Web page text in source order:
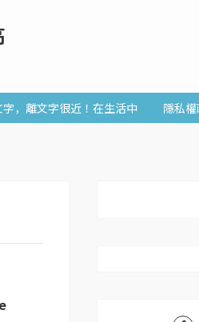
，離文字很近！在生活中 隱私